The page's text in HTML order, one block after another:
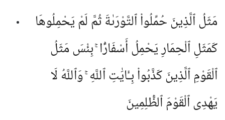
مَثَلُ ٱلَّذِينَ حُمِّلُوا۟ ٱلتَّوْرَىٰةَ ثُمَّ لَمْ يَحْمِلُوهَا
كَمَثَلِ ٱلْحِمَارِ يَحْمِلُ أَسْفَارًۢا ۚ بِئْسَ مَثَلُ
ٱلْقَوْمِ ٱلَّذِينَ كَذَّبُوا۟ بِـَٔايَٰتِ ٱللَّهِ ۚ وَٱللَّهُ لَا
يَهْدِى ٱلْقَوْمَ ٱلظَّٰلِمِينَ